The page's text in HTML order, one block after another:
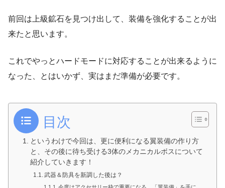
前回は上級鉱石を見つけ出して、装備を強化することが出
来たと思います。
これでやっとハードモードに対応することが出来るように
なった、とはいかず、実はまだ準備が必要です。
目次
というわけで今回は、更に便利になる翼装備の作り方
と、その後に待ち受ける3体のメカニカルボスについて
紹介していきます！
武器＆防具を新調した後は？
今度はアクセサリー枠で重要になる、「翼装備」を手に